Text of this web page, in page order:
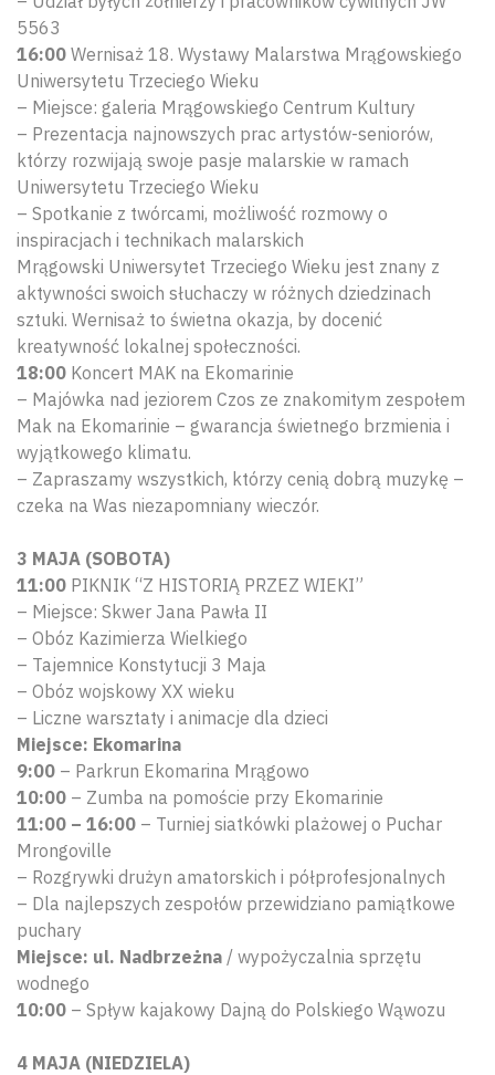
5563
16:00 Wernisaż 18. Wystawy Malarstwa Mrągowskiego
Uniwersytetu Trzeciego Wieku
– Miejsce: galeria Mrągowskiego Centrum Kultury
– Prezentacja najnowszych prac artystów-seniorów,
którzy rozwijają swoje pasje malarskie w ramach
Uniwersytetu Trzeciego Wieku
– Spotkanie z twórcami, możliwość rozmowy o
inspiracjach i technikach malarskich
Mrągowski Uniwersytet Trzeciego Wieku jest znany z
aktywności swoich słuchaczy w różnych dziedzinach
sztuki. Wernisaż to świetna okazja, by docenić
kreatywność lokalnej społeczności.
18:00 Koncert MAK na Ekomarinie
– Majówka nad jeziorem Czos ze znakomitym zespołem
Mak na Ekomarinie – gwarancja świetnego brzmienia i
wyjątkowego klimatu.
– Zapraszamy wszystkich, którzy cenią dobrą muzykę –
czeka na Was niezapomniany wieczór.
3 MAJA (SOBOTA)
11:00 PIKNIK “Z HISTORIĄ PRZEZ WIEKI”
– Miejsce: Skwer Jana Pawła II
– Obóz Kazimierza Wielkiego
– Tajemnice Konstytucji 3 Maja
– Obóz wojskowy XX wieku
– Liczne warsztaty i animacje dla dzieci
Miejsce: Ekomarina
9:00 – Parkrun Ekomarina Mrągowo
10:00 – Zumba na pomoście przy Ekomarinie
11:00 – 16:00 – Turniej siatkówki plażowej o Puchar
Mrongoville
– Rozgrywki drużyn amatorskich i półprofesjonalnych
– Dla najlepszych zespołów przewidziano pamiątkowe
puchary
Miejsce: ul. Nadbrzeżna / wypożyczalnia sprzętu
wodnego
10:00 – Spływ kajakowy Dajną do Polskiego Wąwozu
4 MAJA (NIEDZIELA)